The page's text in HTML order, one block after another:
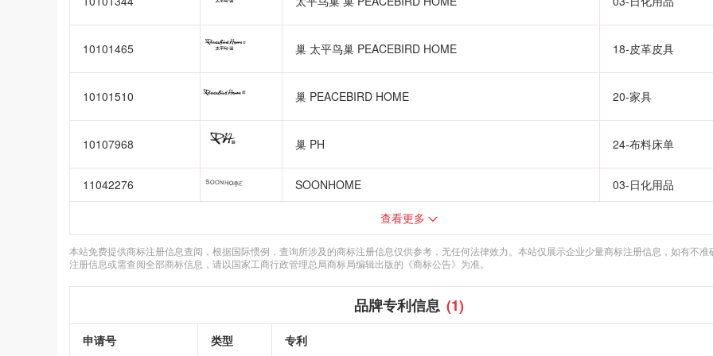
10101465 巢 太平鸟巢 PEACEBIRD HOME 18-皮革皮具
10101510 巢 PEACEBIRD HOME 20-家具
10107968 巢 PH 24-布料床单
11042276 SOONHOME 03-日化用品
查看更多
本站免费提供商标注册信息查阅，根据国际惯例，查询所涉及的商标注册信息仅供参考，无任何法律效力。本站仅展示企业少量商标注册信息，如有不准
注册信息或需查阅全部商标信息，请以国家工商行政管理总局商标局编辑出版的《商标公告》为准。
品牌专利信息 (1)
申请号 类型 专利